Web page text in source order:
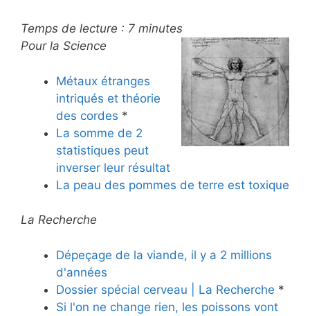
Temps de lecture : 7 minutes
Pour la Science
Métaux étranges
intriqués et théorie
des cordes *
La somme de 2
statistiques peut
inverser leur résultat
La peau des pommes de terre est toxique
La Recherche
Dépeçage de la viande, il y a 2 millions
d'années
Dossier spécial cerveau | La Recherche *
Si l'on ne change rien, les poissons vont